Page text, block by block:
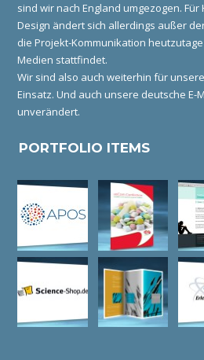
sind wir nach England umgezogen. Für
Design ändert sich allerdings außer
die Projekt-Kommunikation
Medien stattfindet.
Wir sind also auch weiterhin für
Einsatz. Und auch unsere deutsche E-
unverändert.
PORTFOLIO ITEMS